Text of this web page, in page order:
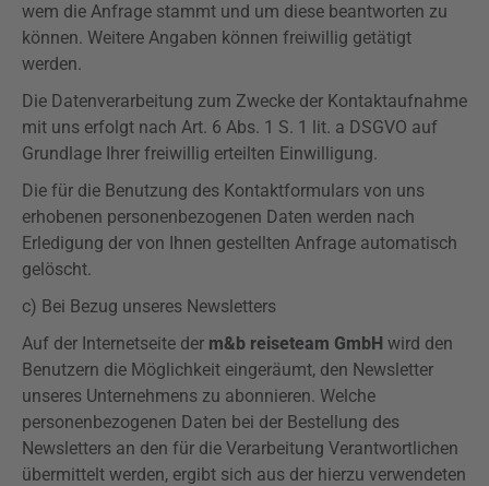
wem die Anfrage stammt und um diese beantworten zu
können. Weitere Angaben können freiwillig getätigt
werden.
Die Datenverarbeitung zum Zwecke der Kontaktaufnahme
mit uns erfolgt nach Art. 6 Abs. 1 S. 1 lit. a DSGVO auf
Grundlage Ihrer freiwillig erteilten Einwilligung.
Die für die Benutzung des Kontaktformulars von uns
erhobenen personenbezogenen Daten werden nach
Erledigung der von Ihnen gestellten Anfrage automatisch
gelöscht.
c) Bei Bezug unseres Newsletters
Auf der Internetseite der m&b reiseteam GmbH wird den
Benutzern die Möglichkeit eingeräumt, den Newsletter
unseres Unternehmens zu abonnieren. Welche
personenbezogenen Daten bei der Bestellung des
Newsletters an den für die Verarbeitung Verantwortlichen
übermittelt werden, ergibt sich aus der hierzu verwendeten